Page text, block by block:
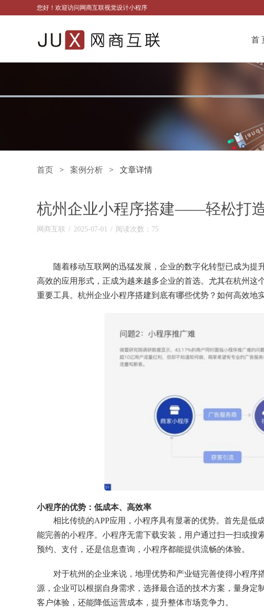
您好！欢迎访问网商互联视觉设计小程序
首
首页 > 案例分析 > 文章详情
杭州企业小程序搭建——轻松打
网商互联 / 2025-07-01 / 阅读次数：75
随着移动互联网的迅猛发展，企业的数字化转型已成为
高效的应用形式，正成为越来越多企业的首选。尤其在杭州
重要工具。杭州企业小程序搭建到底有哪些优势？如何高效地
小程序的优势：低成本、高效率
相比传统的APP应用，小程序具有显著的优势。首先是低
能完善的小程序。小程序无需下载安装，用户通过扫一扫或
预约、支付，还是信息查询，小程序都能提供流畅的体验。
对于杭州的企业来说，地理优势和产业链完善使得小程
源，企业可以根据自身需求，选择最合适的技术方案，量身
客户体验，还能降低运营成本，提升整体市场竞争力。